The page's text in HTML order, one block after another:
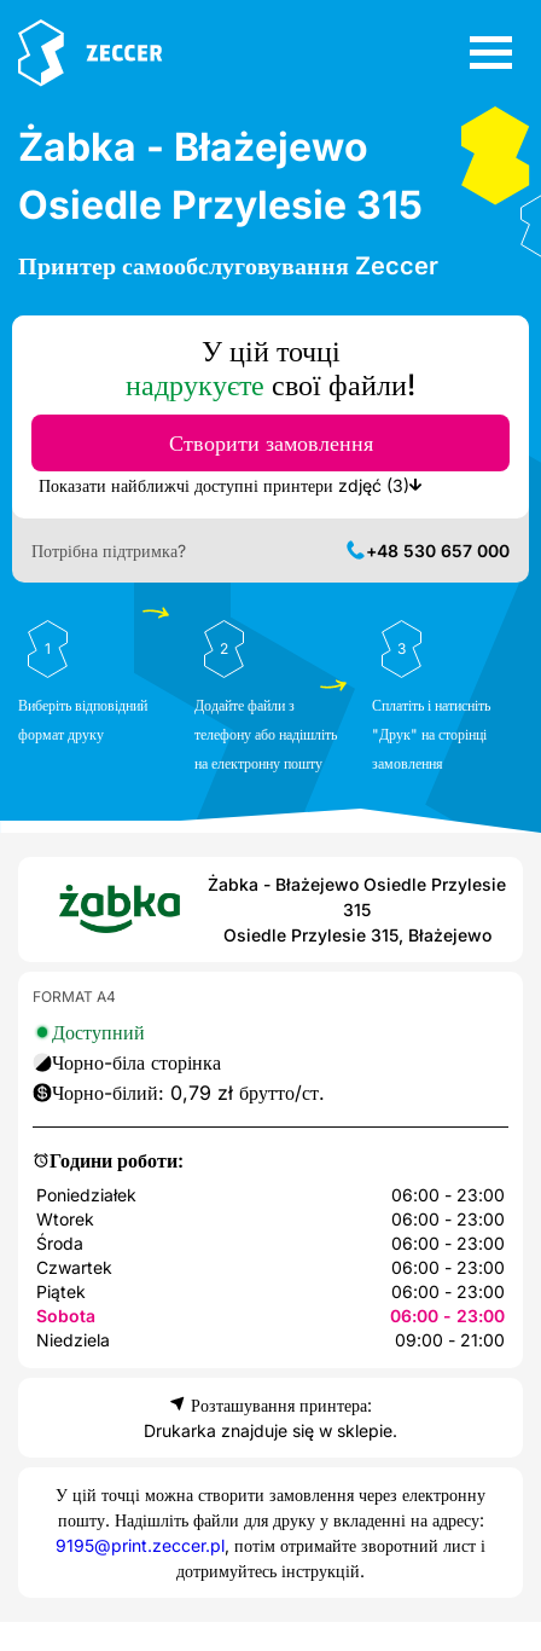
Żabka - Błażejewo
Osiedle Przylesie 315
Принтер самообслуговування Zeccer
У цій точці
надрукуєте свої файли!
Створити замовлення
Показати найближчі доступні принтери zdjęć (3)
Потрібна підтримка? +48 530 657 000
1
Виберіть відповідний
формат друку
2
Додайте файли з
телефону або надішліть
на електронну пошту
3
Сплатіть і натисніть
"Друк" на сторінці
замовлення
Żabka - Błażejewo Osiedle Przylesie
315
Osiedle Przylesie 315, Błażejewo
Години роботи:
Poniedziałek
06:00 - 23:00
Wtorek
06:00 - 23:00
Środa
06:00 - 23:00
Czwartek
06:00 - 23:00
Piątek
06:00 - 23:00
Sobota
06:00 - 23:00
Niedziela
09:00 - 21:00
FORMAT A4
Доступний
Чорно-біла сторінка
Чорно-білий: 0,79 zł брутто/ст.
Розташування принтера:
Drukarka znajduje się w sklepie.
У цій точці можна створити замовлення через електронну
пошту. Надішліть файли для друку у вкладенні на адресу:
9195@print.zeccer.pl, потім отримайте зворотний лист і
дотримуйтесь інструкцій.